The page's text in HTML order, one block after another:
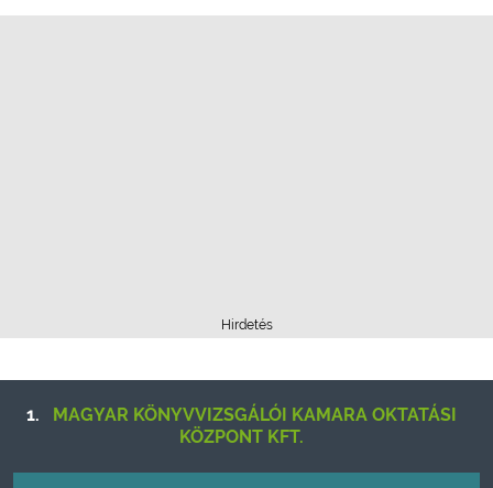
Hirdetés
1.
MAGYAR KÖNYVVIZSGÁLÓI KAMARA OKTATÁSI
KÖZPONT KFT.